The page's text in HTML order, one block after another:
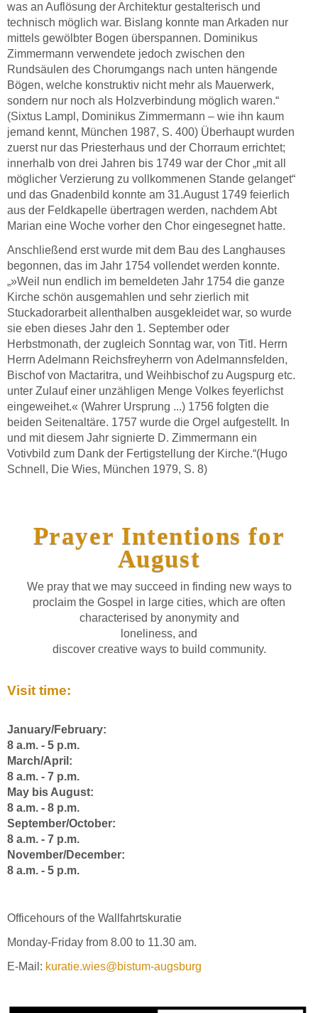
was an Auflösung der Architektur gestalterisch und
technisch möglich war. Bislang konnte man Arkaden nur
mittels gewölbter Bogen überspannen. Dominikus
Zimmermann verwendete jedoch zwischen den
Rundsäulen des Chorumgangs nach unten hängende
Bögen, welche konstruktiv nicht mehr als Mauerwerk,
sondern nur noch als Holzverbindung möglich waren.“
(Sixtus Lampl, Dominikus Zimmermann – wie ihn kaum
jemand kennt, München 1987, S. 400) Überhaupt wurden
zuerst nur das Priesterhaus und der Chorraum errichtet;
innerhalb von drei Jahren bis 1749 war der Chor „mit all
möglicher Verzierung zu vollkommenen Stande gelanget“
und das Gnadenbild konnte am 31.August 1749 feierlich
aus der Feldkapelle übertragen werden, nachdem Abt
Marian eine Woche vorher den Chor eingesegnet hatte.
Anschließend erst wurde mit dem Bau des Langhauses
begonnen, das im Jahr 1754 vollendet werden konnte.
„»Weil nun endlich im bemeldeten Jahr 1754 die ganze
Kirche schön ausgemahlen und sehr zierlich mit
Stuckadorarbeit allenthalben ausgekleidet war, so wurde
sie eben dieses Jahr den 1. September oder
Herbstmonath, der zugleich Sonntag war, von Titl. Herrn
Herrn Adelmann Reichsfreyherrn von Adelmannsfelden,
Bischof von Mactaritra, und Weihbischof zu Augspurg etc.
unter Zulauf einer unzähligen Menge Volkes feyerlichst
eingeweihet.« (Wahrer Ursprung ...) 1756 folgten die
beiden Seitenaltäre. 1757 wurde die Orgel aufgestellt. In
und mit diesem Jahr signierte D. Zimmermann ein
Votivbild zum Dank der Fertigstellung der Kirche.“(Hugo
Schnell, Die Wies, München 1979, S. 8)
Prayer Intentions for
August
We pray that we may succeed in finding new ways to
proclaim the Gospel in large cities, which are often
characterised by anonymity and
loneliness, and
discover creative ways to build community.
Visit time:
January/February:
8 a.m. - 5 p.m.
March/April:
8 a.m. - 7 p.m.
May bis August:
8 a.m. - 8 p.m.
September/October:
8 a.m. - 7 p.m.
November/December:
8 a.m. - 5 p.m.
Officehours of the Wallfahrtskuratie
Monday-Friday from 8.00 to 11.30 am.
E-Mail: kuratie.wies@bistum-augsburg